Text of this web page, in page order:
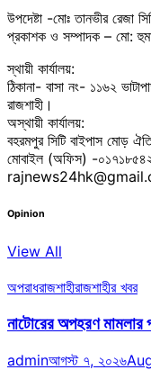
উপদেষ্টা -মোঃ তানভীর রেজা
প্রকাশক ও সম্পাদক – মো:
স্থায়ী কার্যালয়:
ঠিকানা- বাসা নং- ১১৬২
রাজশাহী।
অস্থায়ী কার্যালয়:
বহরমপুর সিটি বাইপাস মোড়
মোবাইল (অফিস) -
Opinion
View All
অপরাধরাজশাহীরাজশাহীর খবর
নাটোরের অপহরণ
adminআগস্ট ৭, ২০২৬